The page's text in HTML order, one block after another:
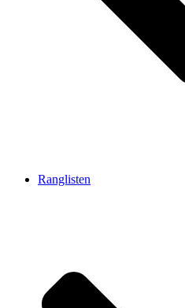
Ranglisten